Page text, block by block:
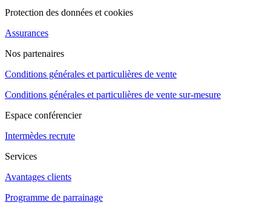
Protection des données et cookies
Assurances
Nos partenaires
Conditions générales et particulières de vente
Conditions générales et particulières de vente sur-mesure
Espace conférencier
Intermèdes recrute
Services
Avantages clients
Programme de parrainage